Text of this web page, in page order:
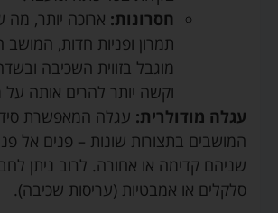
חסרונות: ארוכה יותר,
תמרון ופניות חדות, המושב
מוגבל בזווית השכיבה
וקשה יותר להרים אותה על
עגלה מודולרית: עגלה המאפשרת
המושבים בתצורות שונות – פנים אל
שניהם קדימה או אחורה. לרוב ניתן
סלקלים או אמבטיות (עריסות שכיבה).